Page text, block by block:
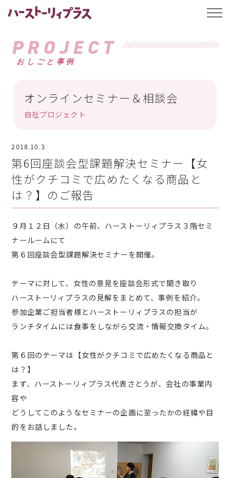
ハーストーリィプ
PROJECT
おしごと事例
オンラインセミナー＆相談会
自社プロジェクト
2018.10.3
第6回座談会型課題解決セミナー【女
性がクチコミで広めたくなる商品と
は？】のご報告
９月１２日（水）の午前、ハーストーリィプラス３階セミ
ナールームにて
第６回座談会型課題解決セミナーを開催。
テーマに対して、女性の意見を座談会形式で聞き取り
ハーストーリィプラスの見解をまとめて、事例を紹介。
参加企業ご担当者様とハーストーリィプラスの担当が
ランチタイムには食事をしながら交流・情報交換タイム。
第６回のテーマは【女性がクチコミで広めたくなる商品と
は？】
まず、ハーストーリィプラス代表さとうが、会社の事業内
容や
どうしてこのようなセミナーの企画に至ったかの経緯や目
的をお話しました。
t
l